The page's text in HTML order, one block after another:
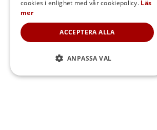
DANISH
cookies i enlighet med vår cookiepolicy. Läs
mer
ACCEPTERA ALLA
ANPASSA VAL